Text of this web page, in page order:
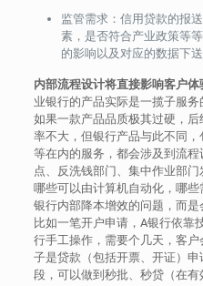
监管需求：信用贷款的报
素，是否符合产业政策等
的影响以及对应的数据下送
内部流程设计将直接影响客户体
业银行的产品实际是一揽子服务
如果一款产品品质极其过硬，
率不大，但银行产品与此不同
等在内的服务，都会涉及到流
点、反洗钱部门、集中作业部
哪些可以由计算机自动化，哪
银行内部降本增效的问题，而是
比如一笔开户申请，A银行依靠
行手工操作，需要个几天，客
子是贷款（包括开票、开证）
段，可以做到秒批、秒贷（在